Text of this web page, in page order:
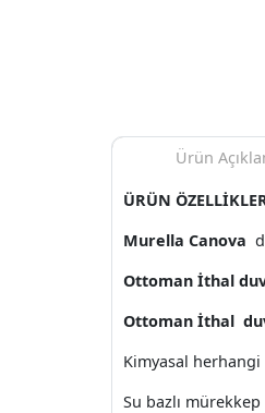
Ürün
ÜRÜN
Murella Canova
Ottoman İthal
Ottoman İthal
Kimyasal
Su bazlı